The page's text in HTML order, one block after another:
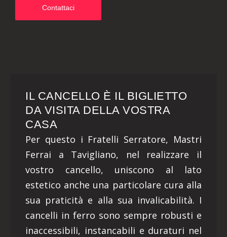
Contattaci
IL CANCELLO È IL BIGLIETTO
DA VISITA DELLA VOSTRA
CASA
Per questo i Fratelli Serratore, Mastri
Ferrai a Tavigliano, nel realizzare il
vostro cancello, uniscono al lato
estetico anche una particolare cura alla
sua praticità e alla sua invalicabilità. I
cancelli in ferro sono sempre robusti e
inaccessibili, instancabili e duraturi nel